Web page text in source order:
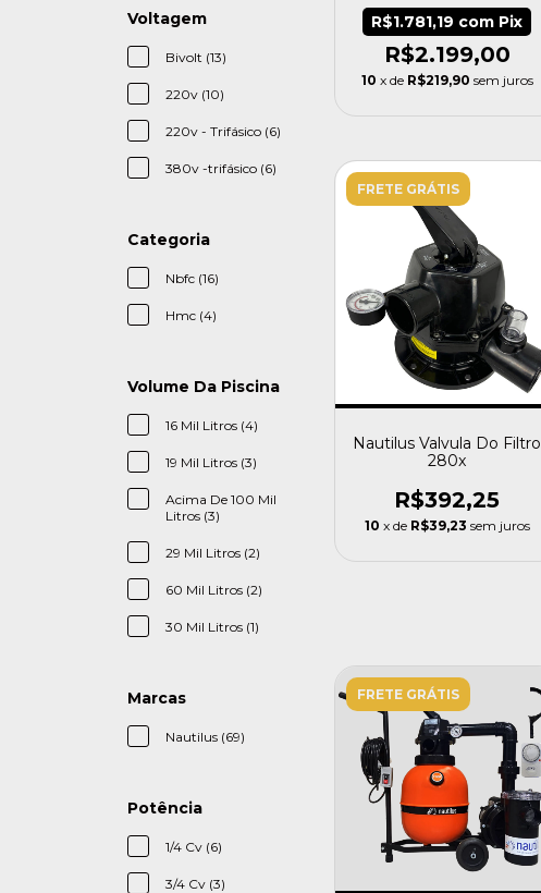
Voltagem
Bivolt (13)
220v (10)
220v - Trifásico (6)
380v -trifásico (6)
Categoria
Nbfc (16)
Hmc (4)
Volume Da Piscina
16 Mil Litros (4)
19 Mil Litros (3)
Acima De 100 Mil
Litros (3)
29 Mil Litros (2)
60 Mil Litros (2)
30 Mil Litros (1)
Marcas
Nautilus (69)
Potência
1/4 Cv (6)
3/4 Cv (3)
R$2.199,00
R$1.781,19 com Pix
10 x de R$219,90 sem juros
FRETE GRÁTIS
Nautilus Valvula Do Filtro
280x
R$392,25
10 x de R$39,23 sem juros
FRETE GRÁTIS